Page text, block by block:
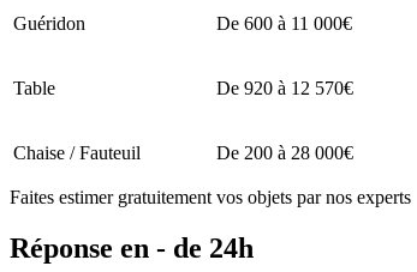
Guéridon De 600 à 11 000€
Table De 920 à 12 570€
Chaise / Fauteuil De 200 à 28 000€
Faites estimer gratuitement vos objets par nos experts
Réponse en - de 24h